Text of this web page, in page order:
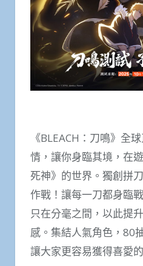
《BLEACH：刀鳴》全
情，讓你身臨其境，在
死神》的世界。獨創拼
作戰！讓每一刀都身臨
只在分毫之間，以此提
感。集結人氣角色，80
讓大家更容易獲得喜愛